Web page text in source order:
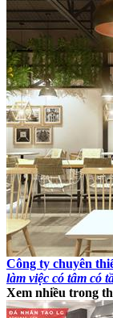
Công ty chuyên
làm việc có tâm có
Xem nhiều trong